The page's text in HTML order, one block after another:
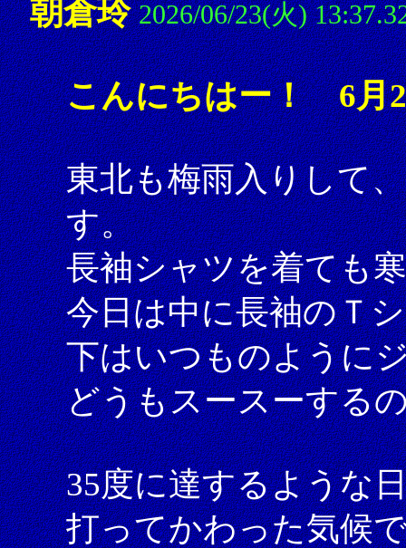
朝倉玲 2026/06/23(火)
こんにちはー！ 6月
東北も梅雨入りして
す。
長袖シャツを着ても
今日は中に長袖のＴ
下はいつものように
どうもスースーする
35度に達するような
打ってかわった気候